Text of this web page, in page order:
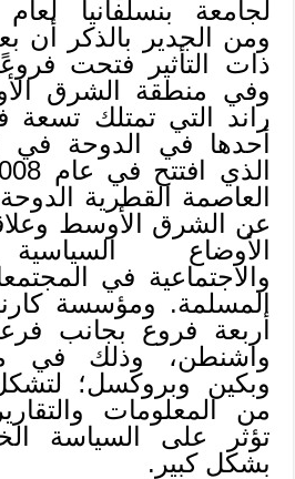
ومن الجدير بالذكر أن
ذات التأثير فتحت
وفي منطقة الشرق
راند التي تمتلك تسعة
أحدها في الدوحة في
العاصمة القطرية
عن الشرق الأوسط
الأوضاع السياسية
والاجتماعية في
المسلمة. ومؤسسة
أربعة فروع بجانب
واشنطن، وذلك في
وبكين وبروكسل؛
من المعلومات
تؤثر على السياسة
بشكل كبير.